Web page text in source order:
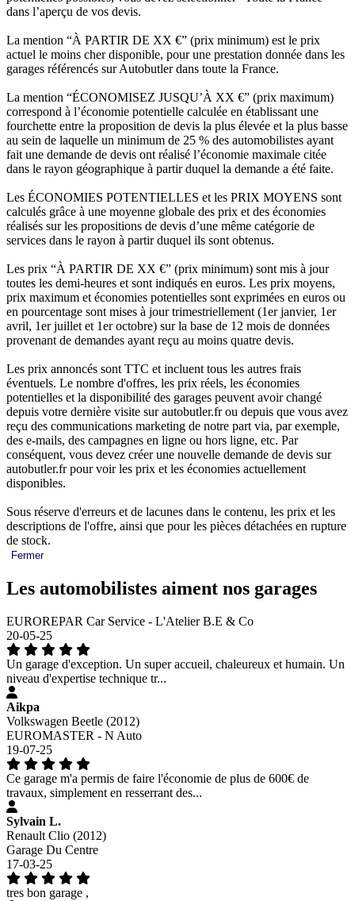
dans l’aperçu de vos devis.
La mention “À PARTIR DE XX €” (prix minimum) est le prix
actuel le moins cher disponible, pour une prestation donnée dans les
garages référencés sur Autobutler dans toute la France.
La mention “ÉCONOMISEZ JUSQU’À XX €” (prix maximum)
correspond à l’économie potentielle calculée en établissant une
fourchette entre la proposition de devis la plus élevée et la plus basse
au sein de laquelle un minimum de 25 % des automobilistes ayant
fait une demande de devis ont réalisé l’économie maximale citée
dans le rayon géographique à partir duquel la demande a été faite.
Les ÉCONOMIES POTENTIELLES et les PRIX MOYENS sont
calculés grâce à une moyenne globale des prix et des économies
réalisés sur les propositions de devis d’une même catégorie de
services dans le rayon à partir duquel ils sont obtenus.
Les prix “À PARTIR DE XX €” (prix minimum) sont mis à jour
toutes les demi-heures et sont indiqués en euros. Les prix moyens,
prix maximum et économies potentielles sont exprimées en euros ou
en pourcentage sont mises à jour trimestriellement (1er janvier, 1er
avril, 1er juillet et 1er octobre) sur la base de 12 mois de données
provenant de demandes ayant reçu au moins quatre devis.
Les prix annoncés sont TTC et incluent tous les autres frais
éventuels. Le nombre d'offres, les prix réels, les économies
potentielles et la disponibilité des garages peuvent avoir changé
depuis votre dernière visite sur autobutler.fr ou depuis que vous avez
reçu des communications marketing de notre part via, par exemple,
des e-mails, des campagnes en ligne ou hors ligne, etc. Par
conséquent, vous devez créer une nouvelle demande de devis sur
autobutler.fr pour voir les prix et les économies actuellement
disponibles.
Sous réserve d'erreurs et de lacunes dans le contenu, les prix et les
descriptions de l'offre, ainsi que pour les pièces détachées en rupture
de stock.
Fermer
Les automobilistes aiment nos garages
EUROREPAR Car Service - L'Atelier B.E & Co
20-05-25
Un garage d'exception. Un super accueil, chaleureux et humain. Un
niveau d'expertise technique tr...
Aikpa
Volkswagen Beetle (2012)
EUROMASTER - N Auto
19-07-25
Ce garage m'a permis de faire l'économie de plus de 600€ de
travaux, simplement en resserrant des...
Sylvain L.
Renault Clio (2012)
Garage Du Centre
17-03-25
tres bon garage ,